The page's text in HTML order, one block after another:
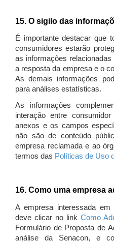
15. O sigilo das
É importante destacar que
consumidores estarão
as informações
a resposta da empresa e o
As demais informações
para análises estatísticas.
As informações
interação entre
anexos e os campos
não são de conteúdo
empresa reclamada e ao
termos das Políticas de Uso
16. Como uma empresa
A empresa interessada em
deve clicar no link Como
Formulário de Proposta de
análise da Senacon, e